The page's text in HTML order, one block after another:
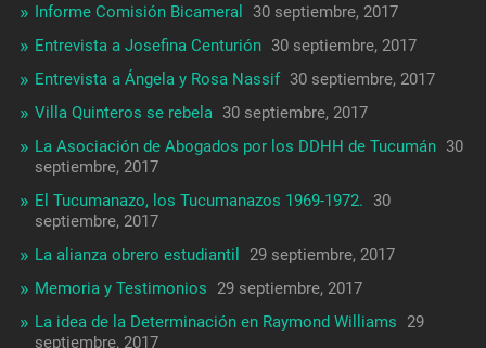
Informe Comisión Bicameral
30 septiembre, 2017
Entrevista a Josefina Centurión 30 septiembre, 2017
Entrevista a Ángela y Rosa Nassif 30 septiembre, 2017
Villa Quinteros se rebela 30 septiembre, 2017
La Asociación de Abogados por los DDHH de Tucumán 30
septiembre, 2017
El Tucumanazo, los Tucumanazos 1969-1972. 30
septiembre, 2017
La alianza obrero estudiantil
29 septiembre, 2017
Memoria y Testimonios
29 septiembre, 2017
La idea de la Determinación en Raymond Williams
29
septiembre, 2017